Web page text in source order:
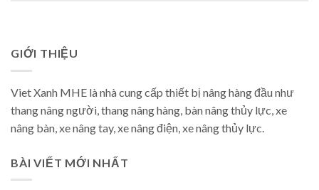
GIỚI THIỆU
Viet Xanh MHE là nhà cung cấp thiết bị nâng hàng đầu như
thang nâng người, thang nâng hàng, bàn nâng thủy lực, xe
nâng bàn, xe nâng tay, xe nâng điện, xe nâng thủy lực.
BÀI VIẾT MỚI NHẤT